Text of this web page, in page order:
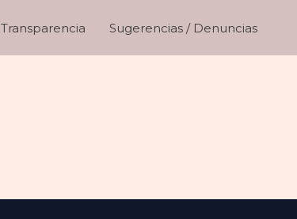
Transparencia Sugerencias / Denuncias